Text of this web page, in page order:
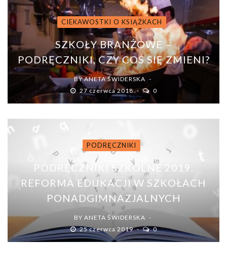
CIEKAWOSTKI O KSIĄŻKACH
SZKOŁY BRANŻOWE –
PODRĘCZNIKI, CZY COŚ SIĘ ZMIENI?
BYANETA ŚWIDERSKA
27 czerwca 2018
0
PODRĘCZNIKI
PODRĘCZNIKI SZKOLNE 2019.
REFORMA EDUKACJI W SZKOŁACH
PONADGIMNAZJALNYCH
BY ANETA ŚWIDERSKA
25 czerwca 2019
0